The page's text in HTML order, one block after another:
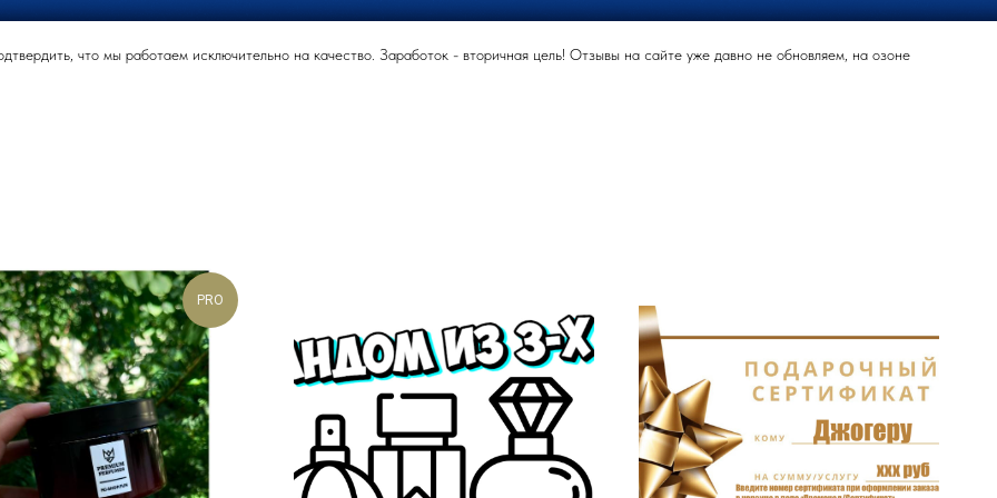
что мы работаем исключительно на качество. Заработок - вторичная цель! Отзывы на сайте уже давно не обновляем, на озоне
PRO